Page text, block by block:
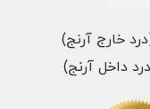
خارج آرنج)
داخل آرنج)